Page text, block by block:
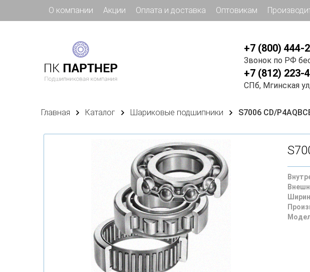
О компании Акции Оплата и доставка Оптовикам
+7 (800) 444-
Звонок по РФ
+7 (812) 223-
СПб, Мгинская
Главная Каталог Шариковые подшипники S7006 CD/